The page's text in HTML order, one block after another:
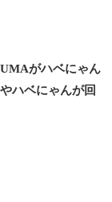
がハベにゃん
ハベにゃんが回